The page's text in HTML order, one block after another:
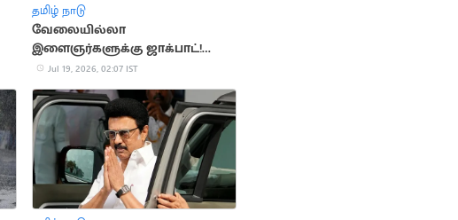
தமிழ் நாடு
வேலையில்லா
இளைஞர்களுக்கு ஜாக்பாட்!
உதவித்தொகை ரூ.4,000 ஆக
உயர்கிறது
Jul 19, 2026, 02:07 IST